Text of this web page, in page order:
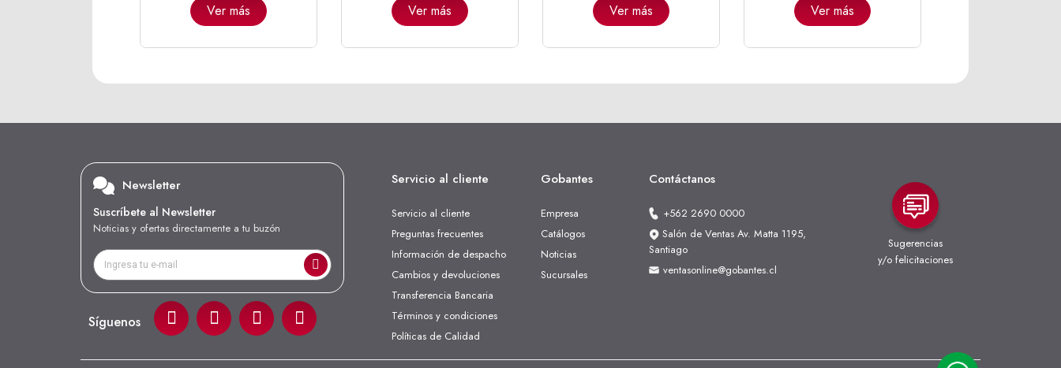
Ver más Ver más Ver más Ver más
Newsletter
Suscríbete al Newsletter
Noticias y ofertas directamente a tu buzón
Síguenos
Servicio al cliente
Servicio al cliente
Preguntas frecuentes
Información de despacho
Cambios y devoluciones
Transferencia Bancaria
Términos y condiciones
Políticas de Calidad
Gobantes
Empresa
Catálogos
Noticias
Sucursales
Contáctanos
+562 2690 0000
Salón de Ventas Av. Matta 1195,
Santiago
ventasonline@gobantes.cl
Sugerencias
y/o felicitaciones